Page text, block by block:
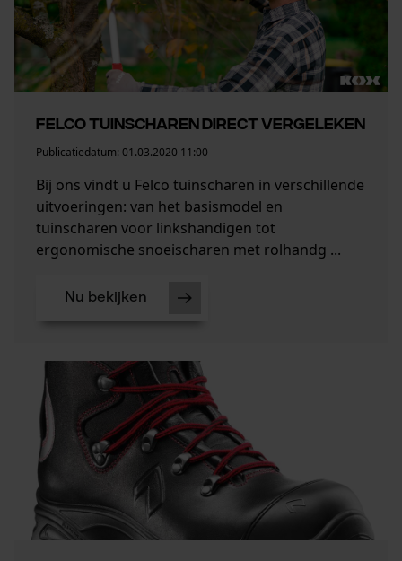
Felco tuinscharen direct vergeleken
Publicatiedatum: 01.03.2020 11:00
Bij ons vindt u Felco tuinscharen in verschillende
uitvoeringen: van het basismodel en
tuinscharen voor linkshandigen tot
ergonomische snoeischaren met rolhandg ...
Nu bekijken